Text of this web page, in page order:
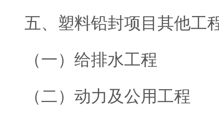
五、塑料铅封项目其他工
（一）给排水工程
（二）动力及公用工程